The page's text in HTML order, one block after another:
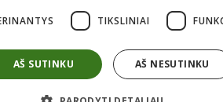
Atsarginės detalės
Modulinės patalpos
Tranšėjiniai klojiniai
TIKSLINIAI
AŠ SUTINKU AŠ NESUTINKU